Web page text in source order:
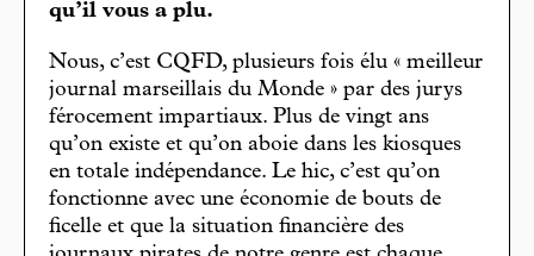
qu’il vous a plu.
Nous, c’est CQFD, plusieurs fois élu « meilleur
journal marseillais du Monde » par des jurys
férocement impartiaux. Plus de vingt ans
qu’on existe et qu’on aboie dans les kiosques
en totale indépendance. Le hic, c’est qu’on
fonctionne avec une économie de bouts de
ficelle et que la situation financière des